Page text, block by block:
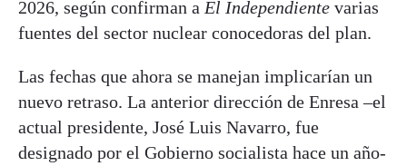
2026, según confirman a El Independiente varias
fuentes del sector nuclear conocedoras del plan.
Las fechas que ahora se manejan implicarían un
nuevo retraso. La anterior dirección de Enresa –el
actual presidente, José Luis Navarro, fue
designado por el Gobierno socialista hace un año-